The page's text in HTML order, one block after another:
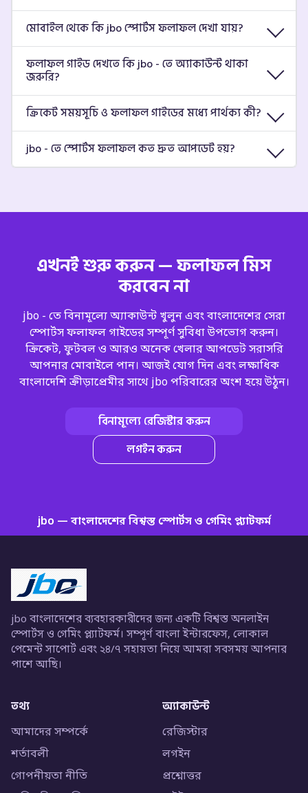
মোবাইল থেকে কি jbo স্পোর্টস ফলাফল দেখা যায়?
ফলাফল গাইড দেখতে কি jbo - তে অ্যাকাউন্ট থাকা
জরুরি?
ক্রিকেট সময়সূচি ও ফলাফল গাইডের মধ্যে পার্থক্য কী?
jbo - তে স্পোর্টস ফলাফল কত দ্রুত আপডেট হয়?
এখনই শুরু করুন — ফলাফল মিস
করবেন না
jbo - তে বিনামূল্যে অ্যাকাউন্ট খুলুন এবং বাংলাদেশের সেরা
স্পোর্টস ফলাফল গাইডের সম্পূর্ণ সুবিধা উপভোগ করুন।
ক্রিকেট, ফুটবল ও আরও অনেক খেলার আপডেট সরাসরি
আপনার মোবাইলে পান। আজই যোগ দিন এবং লক্ষাধিক
বাংলাদেশি ক্রীড়াপ্রেমীর সাথে jbo পরিবারের অংশ হয়ে উঠুন।
বিনামূল্যে রেজিস্টার করুন
লগইন করুন
jbo — বাংলাদেশের বিশ্বস্ত স্পোর্টস ও গেমিং প্ল্যাটফর্ম
jbo বাংলাদেশের ব্যবহারকারীদের জন্য একটি বিশ্বস্ত অনলাইন
স্পোর্টস ও গেমিং প্ল্যাটফর্ম। সম্পূর্ণ বাংলা ইন্টারফেস, লোকাল
পেমেন্ট সাপোর্ট এবং ২৪/৭ সহায়তা নিয়ে আমরা সবসময় আপনার
পাশে আছি।
তথ্য
আমাদের সম্পর্কে
শর্তাবলী
গোপনীয়তা নীতি
অ্যাকাউন্ট
রেজিস্টার
লগইন
প্রশ্নোত্তর